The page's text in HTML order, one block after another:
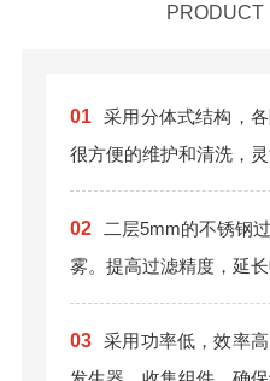
PRODUCT
01 采用分体式结构，
很方便的维护和清洗，灵
02
二层5mm的不锈钢
雾。提高过滤精度，延长
03 采用功率低，效率